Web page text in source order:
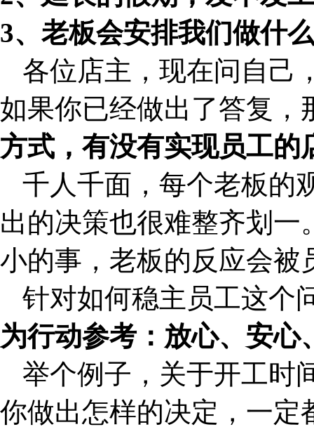
3、老板会安排我们做什
各位店主，现在问自己
如果你已经做出了答复，
方式，有没有实现员工的
千人千面，每个老板的
出的决策也很难整齐划
小的事，老板的反应会被
针对如何稳主员工这个
为行动参考：放心、安心
举个例子，关于开工时
你做出怎样的决定，一定